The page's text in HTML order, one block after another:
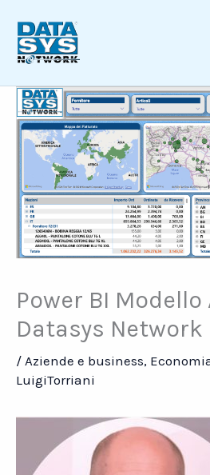
content
Power BI
Datasys Network
/ Aziende e business,
LuigiTorriani